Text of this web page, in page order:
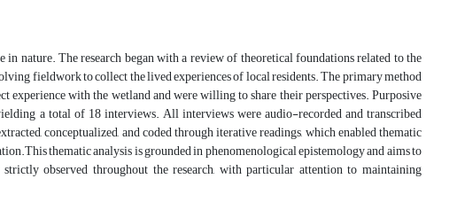
nature. The research began with a review of theoretical foundations related to the
fieldwork to collect the lived experiences of local residents. The primary method
with the wetland and were willing to share their perspectives. Purposive
a total of 18 interviews. All interviews were audio-recorded and transcribed
conceptualized, and coded through iterative readings, which enabled thematic
thematic analysis is grounded in phenomenological epistemology and aims to
observed throughout the research, with particular attention to maintaining